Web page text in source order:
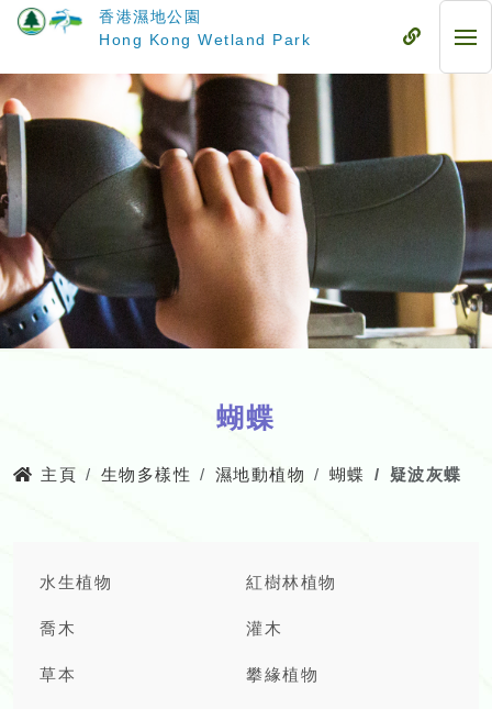
要
內
容
香港濕地公園
Hong Kong Wetland Park
流
流
動
蝴蝶
主頁 生物多樣性 濕地動植物 蝴蝶 疑波灰蝶
水生植物 紅樹林植物
喬木 灌木
草本 攀緣植物